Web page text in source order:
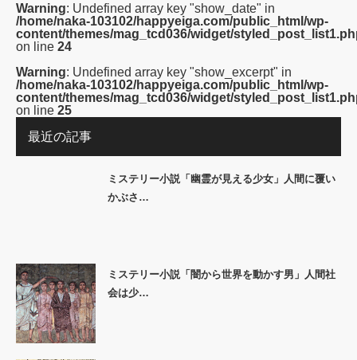
Warning: Undefined array key "show_date" in
/home/naka-103102/happyeiga.com/public_html/wp-
content/themes/mag_tcd036/widget/
on line 24
Warning: Undefined array key "show_excerpt" in
/home/naka-103102/happyeiga.com/public_html/wp-
content/themes/mag_tcd036/widget/
on line 25
最近の記事
ミステリー小説「幽霊が見える少女」人間に覆い
かぶさ…
ミステリー小説「闇から世界を動かす男」人間社
会は少…